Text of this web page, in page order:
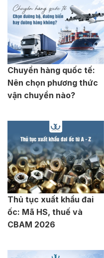
Chuyển hàng quốc tế:
Nên chọn phương thức
vận chuyển nào?
Thủ tục xuất khẩu đai
ốc: Mã HS, thuế và
CBAM 2026